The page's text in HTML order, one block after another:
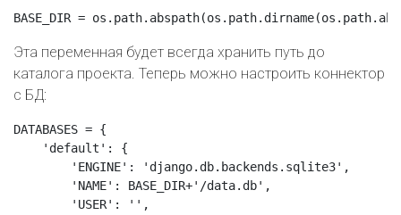
Эта переменная будет всегда хранить путь до
каталога проекта. Теперь можно настроить коннектор
с БД:
DATABASES = {
    'default': {
        'ENGINE': 'django.db.backends.sqlite3',
        'NAME': BASE_DIR+'/data.db',
        'USER': '',